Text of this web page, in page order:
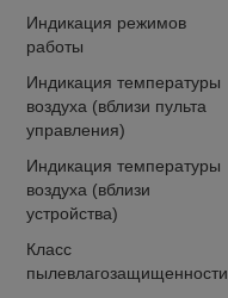
Индикация режимов
работы
Индикация температуры
воздуха (вблизи пульта
управления)
Индикация температуры
воздуха (вблизи
устройства)
Класс
пылевлагозащищенности